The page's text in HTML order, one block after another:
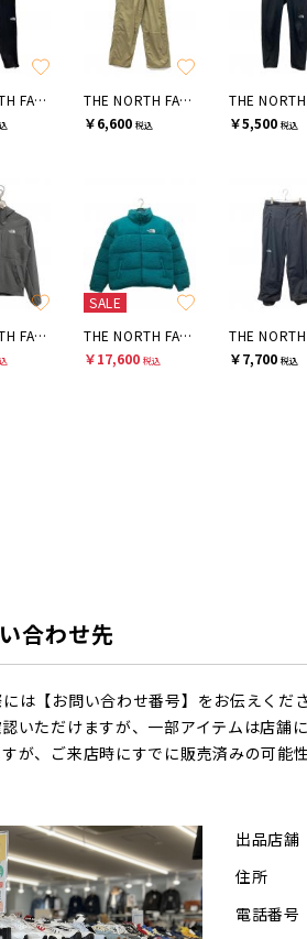
THE NORTH FACE
THE NORTH FACE
￥6,600 税込
￥5,500 税込
THE NORTH FACE
SALE
THE NORTH FACE
￥17,600 税込
￥7,700 税込
合わせ先
は【お問い合わせ番号】をお伝えくださ
いただけますが、一部アイテムは店舗
が、ご来店時にすでに販売済みの可
出品店舗
住所
電話番号